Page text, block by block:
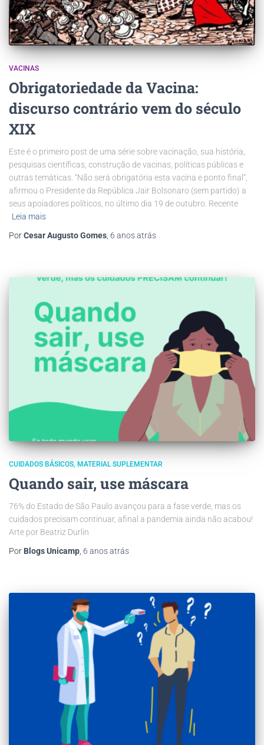
VACINAS
Obrigatoriedade da Vacina:
discurso contrário vem do século
XIX
Este é o primeiro post de uma série sobre vacinação, sua história,
pesquisas científicas, construção de vacinas, políticas públicas e
outras temáticas. “Não será obrigatória esta vacina e ponto final”,
afirmou o Presidente da República Jair Bolsonaro (sem partido) a
seus apoiadores políticos, no último dia 19 de outubro. Recente
Leia mais
PorCesar Augusto Gomes 6 anosatrás
CUIDADOS BÁSICOS MATERIAL SUPLEMENTAR
Quando sair, use máscara
76% do Estado de São Paulo avançou para a fase verde, mas os
cuidados precisam continuar, afinal a pandemia ainda não acabou!
Arte por Beatriz Durlin
Por Blogs Unicamp, 6 anosatrás